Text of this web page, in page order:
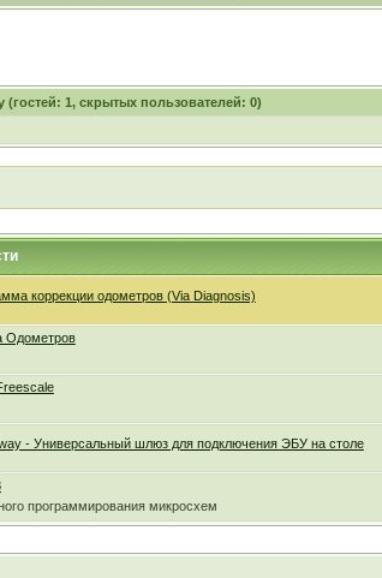
(гостей: 1, скрытых пользователей: 0)
коррекции одометров (Via Diagnosis)
Одометров
- Универсальный шлюз для подключения ЭБУ на столе
программирования микросхем